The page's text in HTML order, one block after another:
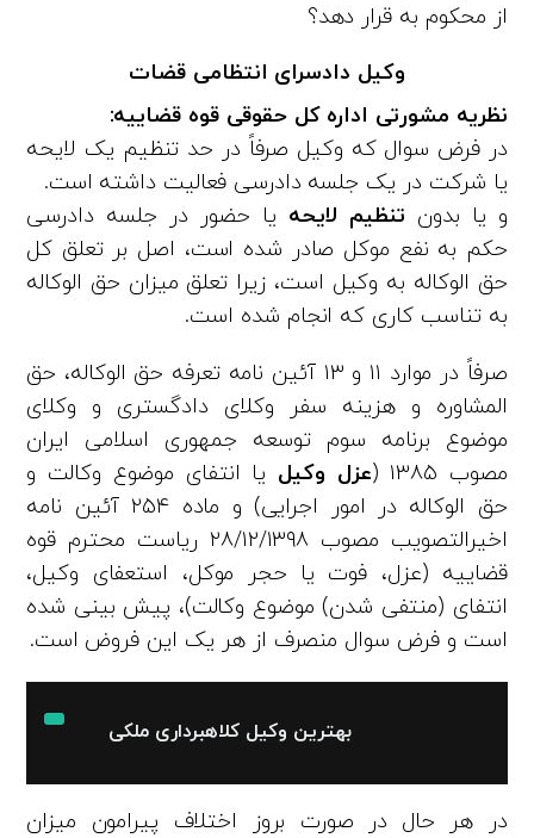
از محکوم‌ به قرار دهد؟
وکیل دادسرای انتظامی قضات
نظریه مشورتی اداره کل حقوقی قوه قضاییه:
در فرض سوال که وکیل صرفاً در حد تنظیم یک لایحه
یا شرکت در یک جلسه دادرسی فعالیت داشته است.
و یا بدون تنظیم لایحه یا حضور در جلسه دادرسی
حکم به نفع موکل صادر شده است، اصل بر تعلق کل
حق‌ الوکاله به وکیل است، زیرا تعلق میزان حق‌ الوکاله
به تناسب کاری که انجام شده است.
صرفاً در موارد ۱۱ و ۱۳ آئین‌ نامه تعرفه حق‌ الوکاله، حق‌
المشاوره و هزینه سفر وکلای دادگستری و وکلای
موضوع برنامه سوم توسعه جمهوری اسلامی ایران
مصوب ۱۳۸۵ (
عزل وکیل یا انتفای موضوع وکالت و
حق‌ الوکاله در امور اجرایی) و ماده ۲۵۴ آئین‌ نامه
اخیر‌التصویب مصوب ۲۸/۱۲/۱۳۹۸ ریاست محترم قوه
قضاییه (عزل، فوت یا حجر موکل، استعفای وکیل،
انتفای (منتفی شدن) موضوع وکالت)، پیش‌ بینی شده
است و فرض سوال منصرف از هر یک این فروض است.
بهترین وکیل کلاهبرداری ملکی
در هر حال در صورت بروز اختلاف پیرامون میزان